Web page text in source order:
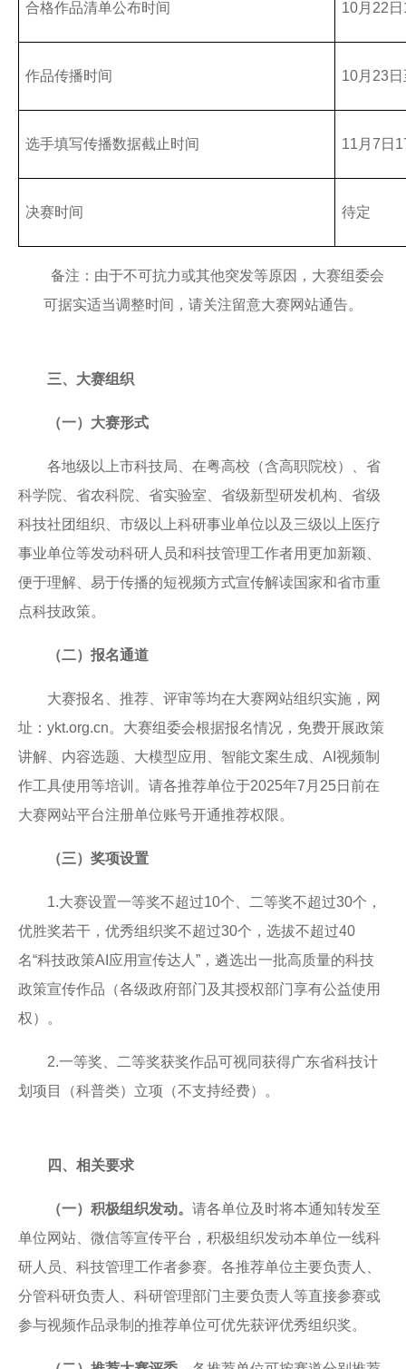
合格作品清单公布时间 10月22
作品传播时间 10月23
选手填写传播数据截止时间 11月7日
决赛时间 待定
备注：由于不可抗力或其他突发等原因，大赛组委会
可据实适当调整时间，请关注留意大赛网站通告。
三、大赛组织
（一）大赛形式
各地级以上市科技局、在粤高校（含高职院校）、省
科学院、省农科院、省实验室、省级新型研发机构、省级
科技社团组织、市级以上科研事业单位以及三级以上医疗
事业单位等发动科研人员和科技管理工作者用更加新颖、
便于理解、易于传播的短视频方式宣传解读国家和省市重
点科技政策。
（二）报名通道
大赛报名、推荐、评审等均在大赛网站组织实施，网
址：ykt.org.cn。大赛组委会根据报名情况，免费开展政策
讲解、内容选题、 大模型应用、 智能文案生成、AI视频制
作工具使用等培训。请各推荐单位于2025年7月25日前在
大赛网站平台注册单位账号开通推荐权限。
（三）奖项设置
1.大赛设置一等奖不超过10个、二等奖不超过30个，
优胜奖若干，优秀组织奖不超过30个，选拔不超过40
名“科技政策AI应用宣传达人”，遴选出一批高质量的科技
政策宣传作品（各级政府部门及其授权部门享有公益使用
权）。
2.一等奖、二等奖获奖作品可视同获得广东省科技计
划项目（科普类）立项（不支持经费）。
四、相关要求
（一）积极组织发动。 请各单位及时将本通知转发至
单位网站、微信等宣传平台，积极组织发动本单位一线科
研人员、科技管理工作者参赛。各推荐单位主要负责人、
分管科研负责人、科研管理部门主要负责人等直接参赛或
参与视频作品录制的推荐单位可优先获评优秀组织奖。